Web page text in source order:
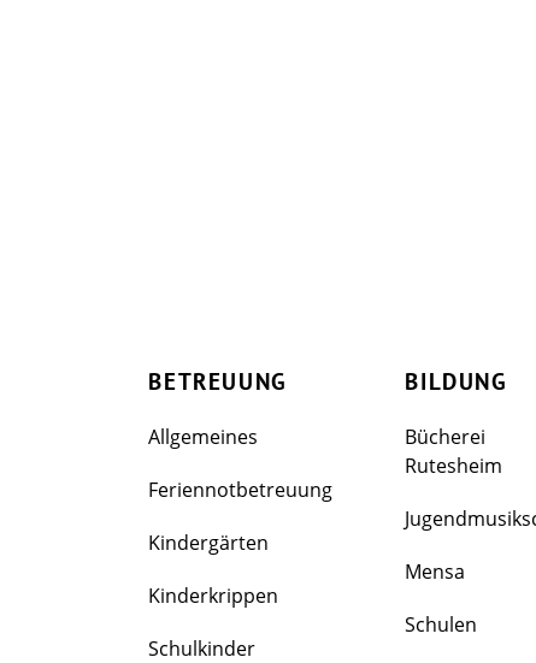
FAMILIE
BILDUNG
BETREUUNG
Allgemeines
Feriennotbetreuung
Kindergärten
Kinderkrippen
Schulkinder
BILDUNG
Bücherei
Rutesheim
Mensa
Schulen